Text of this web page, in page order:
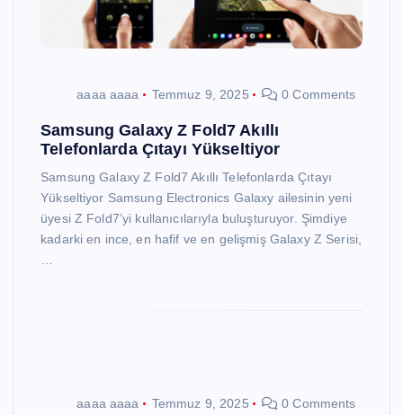
aaaa aaaa Temmuz 9, 2025 0 Comments
Samsung Galaxy Z Fold7 Akıllı
Telefonlarda Çıtayı Yükseltiyor
Samsung Galaxy Z Fold7 Akıllı Telefonlarda Çıtayı
Yükseltiyor Samsung Electronics Galaxy ailesinin yeni
üyesi Z Fold7’yi kullanıcılarıyla buluşturuyor. Şimdiye
kadarki en ince, en hafif ve en gelişmiş Galaxy Z Serisi,
aaaa aaaa Temmuz 9, 2025 0 Comments